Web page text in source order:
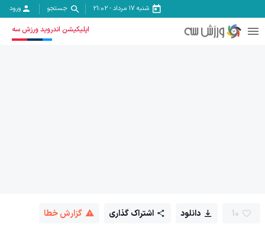
شنبه ۱۷ مرداد -
21:02 جستجو ورود
اپلیکیشن اندروید ورزش سه
10 دانلود اشتراک گذاری گزارش خطا